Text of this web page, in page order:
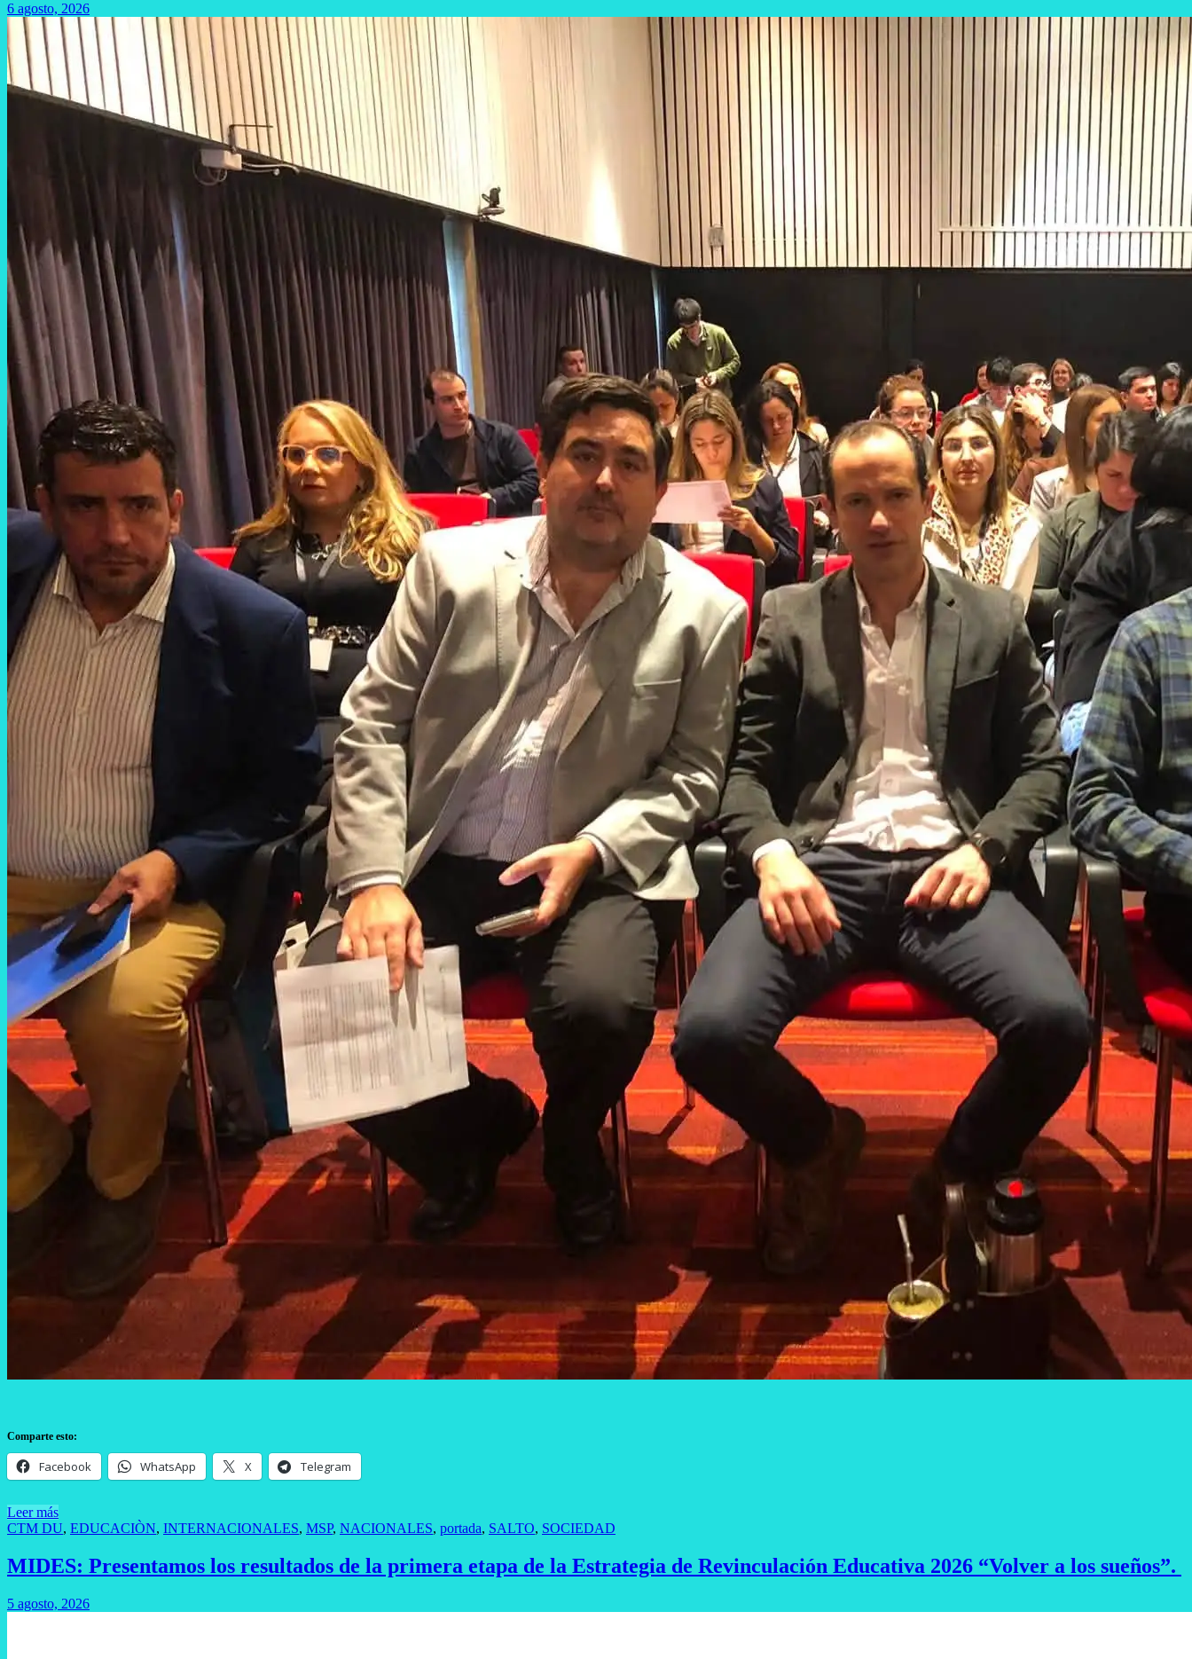
6 agosto, 2026
Comparte esto:
Facebook WhatsApp X Telegram
Leer más
CTM DU, EDUCACIÒN, INTERNACIONALES, MSP, NACIONALES, portada, SALTO, SOCIEDAD
MIDES: Presentamos los resultados de la primera etapa de la Estrategia de Revinculación Educativa 2026 “Volver a los sueños”.
5 agosto, 2026